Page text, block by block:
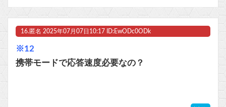
16. 匿名 2025年07月07日10:17 ID:EwODc0ODk
※12
携帯モードで応答速度必要なの？